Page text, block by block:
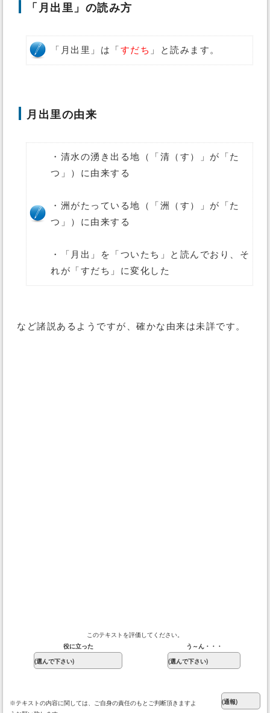
「月出里」の読み方
「月出里」は「 すだち 」と読みます。
月出里の由来
・清水の湧き出る地（「清（す）」が「た
つ」）に由来する
・洲がたっている地（「洲（す）」が「た
つ」）に由来する
・「月出」を「ついたち」と読んでおり、そ
れが「すだち」に変化した
など諸説あるようですが、確かな由来は未詳です。
このテキストを評価してください。
役に立った
う～ん・・・
※テキストの内容に関しては、ご自身の責任のもとご判断頂きますよ